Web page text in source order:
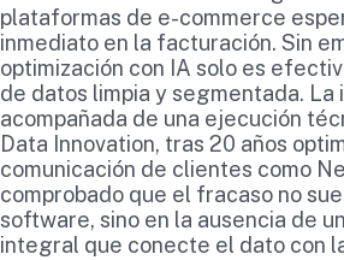
plataformas de e-commerce
inmediato en la facturación. Sin
optimización con IA solo es
de datos limpia y segmentada. La
acompañada de una ejecución
Data Innovation, tras 20 años
comunicación de clientes como
comprobado que el fracaso no
software, sino en la ausencia de
integral que conecte el dato con